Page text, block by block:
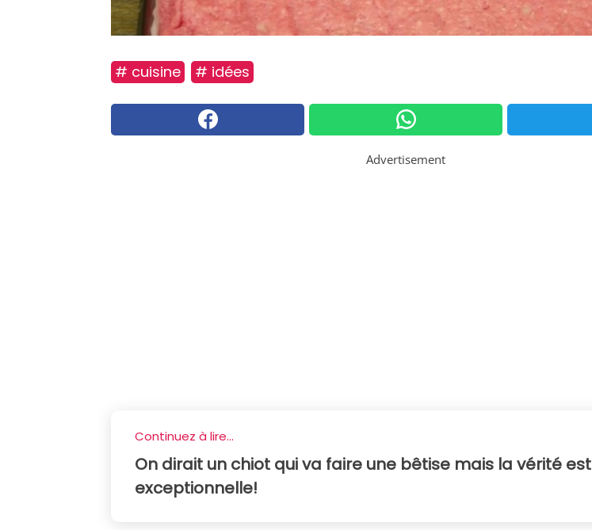
# cuisine # idées
Advertisement
Continuez à lire...
On dirait un chiot qui va faire une bêtise mais la vérité est
exceptionnelle!